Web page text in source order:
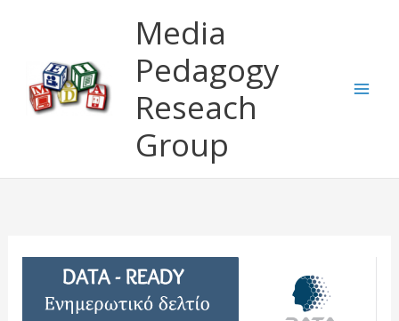
περιεχόμενο
Media
Pedagogy
Reseach
Group